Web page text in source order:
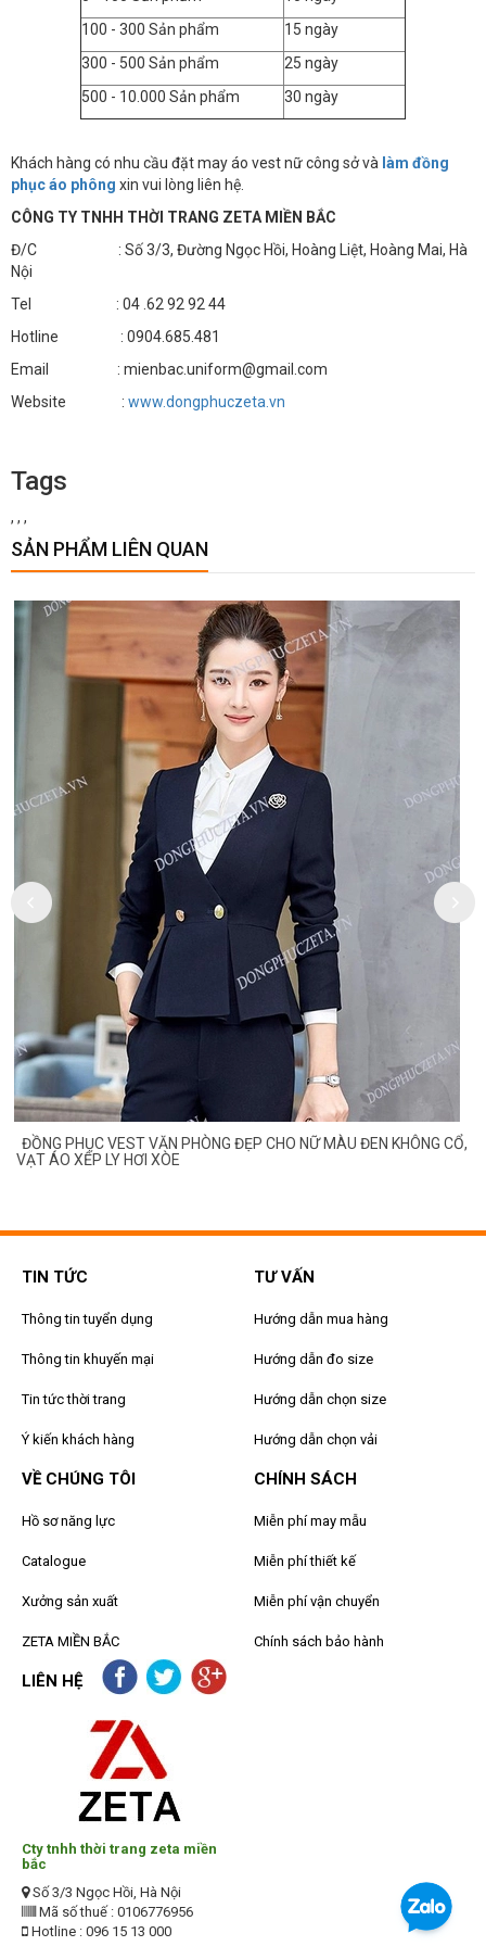
100 - 300 Sản phẩm
15 ngày
300 - 500 Sản phẩm
25 ngày
500 - 10.000 Sản phẩm
30 ngày
Khách hàng có nhu cầu đặt may áo vest nữ công sở và làm đồng
phục áo phông xin vui lòng liên hệ.
CÔNG TY TNHH THỜI TRANG ZETA MIỀN BẮC
Đ/C : Số 3/3, Đường Ngọc Hồi, Hoàng Liệt, Hoàng Mai, Hà
Nội
Tel : 04 .62 92 92 44
Hotline : 0904.685.481
Email : mienbac.uniform@gmail.com
Website : www.dongphuczeta.vn
Tags
, , ,
SẢN PHẨM LIÊN QUAN
ĐỒNG PHỤC VEST VĂN PHÒNG ĐẸP CHO NỮ MÀU ĐEN KHÔNG CỔ,
VẠT ÁO XẾP LY HƠI XÒE
TIN TỨC
Thông tin tuyển dụng
Thông tin khuyến mại
Tin tức thời trang
Ý kiến khách hàng
TƯ VẤN
Hướng dẫn mua hàng
Hướng dẫn đo size
Hướng dẫn chọn size
Hướng dẫn chọn vải
VỀ CHÚNG TÔI
Hồ sơ năng lực
Catalogue
Xưởng sản xuất
ZETA MIỀN BẮC
CHÍNH SÁCH
Miễn phí may mẫu
Miễn phí thiết kế
Miễn phí vận chuyển
Chính sách bảo hành
LIÊN HỆ
Cty tnhh thời trang zeta miền
bắc
Số 3/3 Ngọc Hồi, Hà Nội
Mã số thuế : 0106776956
Hotline : 096 15 13 000